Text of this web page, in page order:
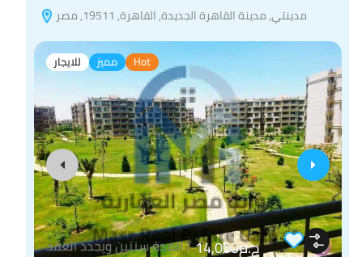
مدينتي, مدينة القاهرة الجديدة, القاهرة, 19511, مصر
للايجار مميز Hot
ج.م14,000 /المدة سنتين ويجدد العقد